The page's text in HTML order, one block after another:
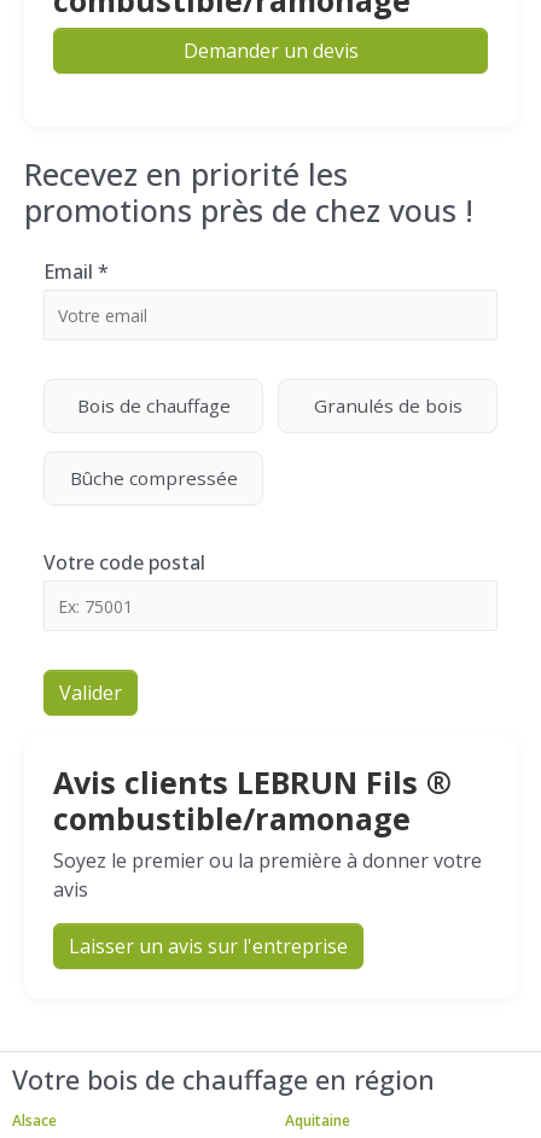
Demander un devis
Recevez en priorité les
promotions près de chez vous !
Email *
Bois de chauffage Granulés de bois
Bûche compressée
Votre code postal
Valider
Avis clients LEBRUN Fils ®
combustible/ramonage
Soyez le premier ou la première à donner votre
avis
Laisser un avis sur l'entreprise
Votre bois de chauffage en région
Alsace
Aquitaine